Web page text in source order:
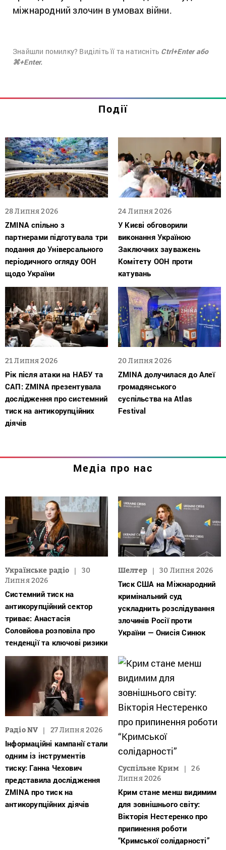
міжнародний злочин в умовах війни.
Знайшли помилку? Виділіть її та натисніть Ctrl+Enter або
⌘+Enter.
Події
28 Липня 2026
ZMINA спільно з
партнерами підготувала три
подання до Універсального
періодичного огляду ООН
щодо України
24 Липня 2026
У Києві обговорили
виконання Україною
Заключних зауважень
Комітету ООН проти
катувань
21 Липня 2026
Рік після атаки на НАБУ та
САП: ZMINA презентувала
дослідження про системний
тиск на антикорупційних
діячів
20 Липня 2026
ZMINA долучилася до Алеї
громадянського
суспільства на Atlas
Festival
Медіа про нас
Українське радіо
30
Липня 2026
Системний тиск на
антикорупційний сектор
триває: Анастасія
Соловйова розповіла про
тенденції та ключові ризики
Шелтер 30 Липня 2026
Тиск США на Міжнародний
кримінальний суд
ускладнить розслідування
злочинів Росії проти
України — Онисія Синюк
Радіо NV 27 Липня 2026
Інформаційні кампанії стали
одним із інструментів
тиску: Ганна Чехович
представила дослідження
ZMINA про тиск на
антикорупційних діячів
Суспільне Крим
26
Липня 2026
Крим стане менш видимим
для зовнішнього світу:
Вікторія Нестеренко про
припинення роботи
“Кримської солідарності”